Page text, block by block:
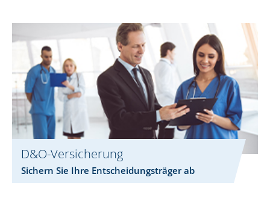
D&O-Versicherung
Sichern Sie Ihre Entscheidungsträger ab